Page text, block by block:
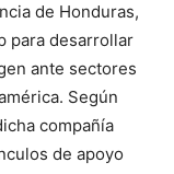
de Honduras,
para desarrollar
ante sectores
Según
compañía
de apoyo